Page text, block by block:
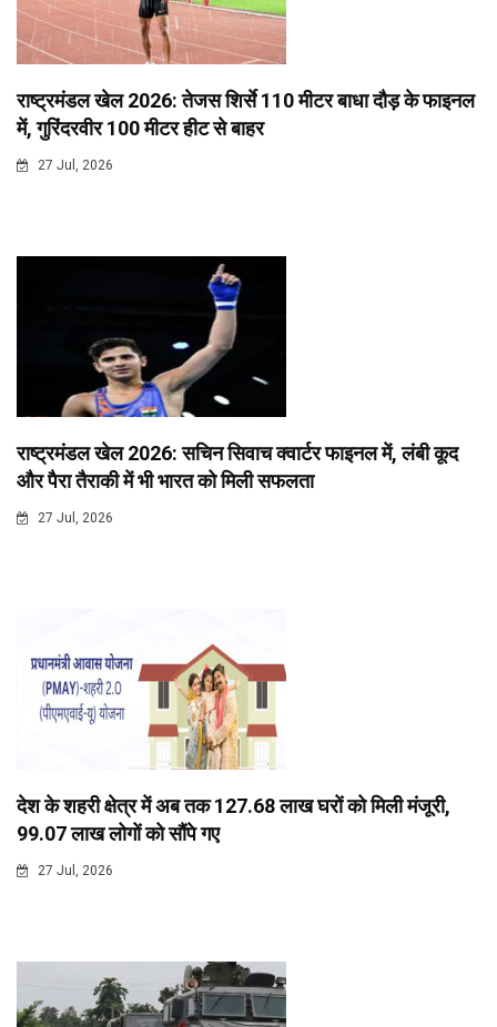
राष्ट्रमंडल खेल 2026: तेजस शिर्से 110 मीटर बाधा दौड़ के फाइनल
में, गुरिंदरवीर 100 मीटर हीट से बाहर
27 Jul, 2026
राष्ट्रमंडल खेल 2026: सचिन सिवाच क्वार्टर फाइनल में, लंबी कूद
और पैरा तैराकी में भी भारत को मिली सफलता
27 Jul, 2026
देश के शहरी क्षेत्र में अब तक 127.68 लाख घरों को मिली मंजूरी,
99.07 लाख लोगों को सौंपे गए
27 Jul, 2026